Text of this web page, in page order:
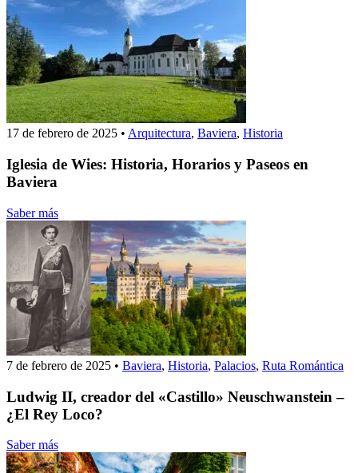
17 de febrero de 2025 • Arquitectura, Baviera, Historia
Iglesia de Wies: Historia, Horarios y Paseos en
Baviera
Saber más
7 de febrero de 2025 • Baviera, Historia, Palacios, Ruta Romántica
Ludwig II, creador del «Castillo» Neuschwanstein –
¿El Rey Loco?
Saber más